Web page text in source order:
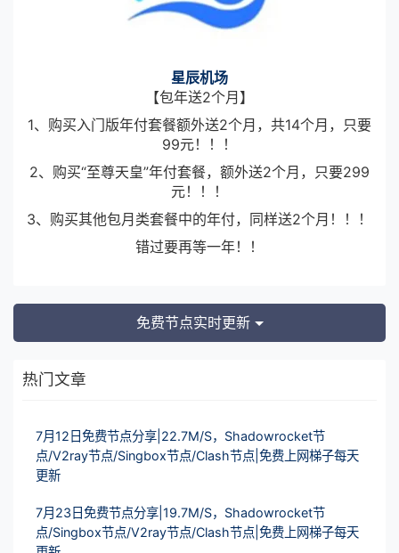
星辰机场
【包年送2个月】
1、购买入门版年付套餐额外送2个月，共14个月，只要
99元！！！
2、购买“至尊天皇”年付套餐，额外送2个月，只要299
元！！！
3、购买其他包月类套餐中的年付，同样送2个月！！！
错过要再等一年！！
免费节点实时更新
热门文章
7月12日免费节点分享|22.7M/S，Shadowrocket节
点/V2ray节点/Singbox节点/Clash节点|免费上网梯子每天
更新
7月23日免费节点分享|19.7M/S，Shadowrocket节
点/Singbox节点/V2ray节点/Clash节点|免费上网梯子每天